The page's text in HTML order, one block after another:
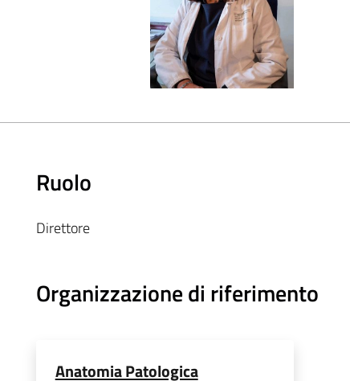
Ruolo
Direttore
Organizzazione di riferimento
Anatomia Patologica